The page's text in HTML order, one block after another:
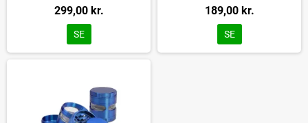
299,00 kr.
SE
189,00 kr.
SE